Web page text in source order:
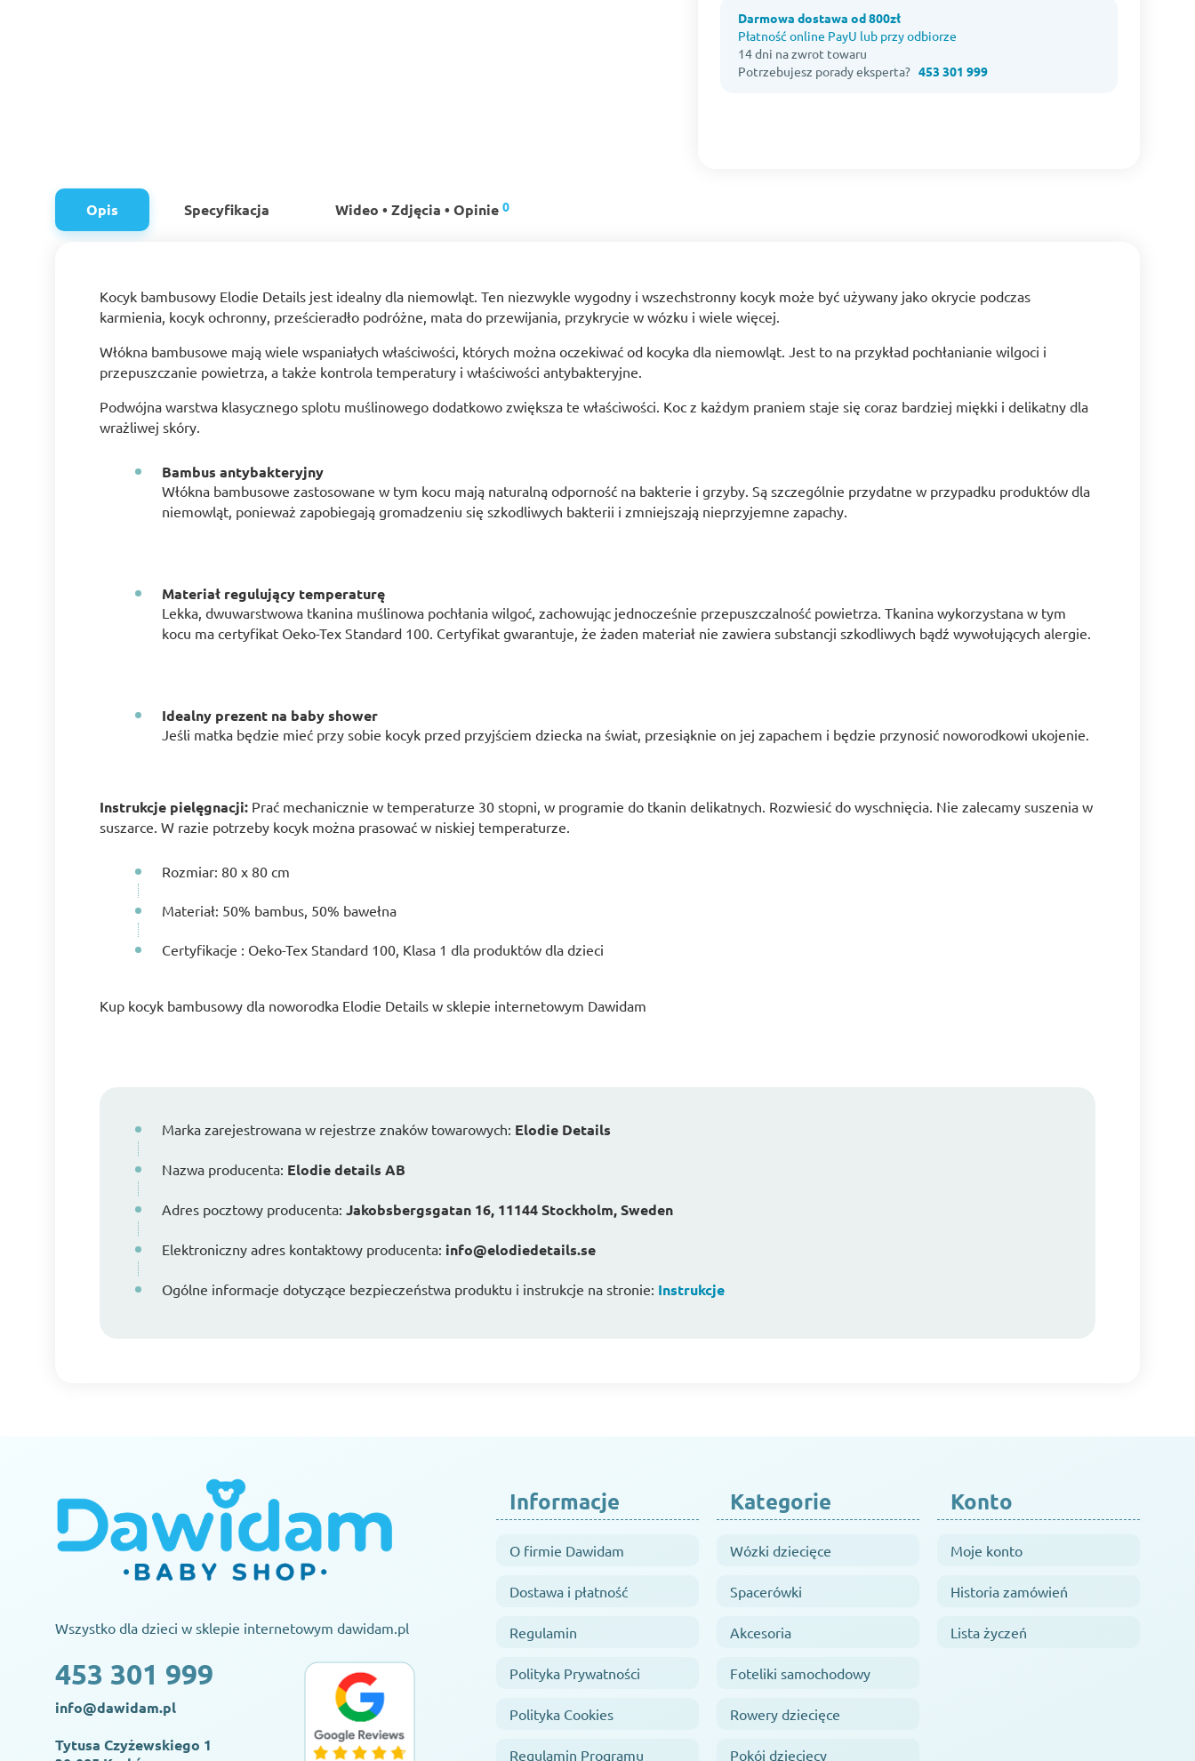
Darmowa dostawa od 800zł
Płatność online PayU lub przy odbiorze
14 dni na zwrot towaru
Potrzebujesz porady eksperta?453 301 999
Opis Specyfikacja Wideo • Zdjęcia • Opinie 0
Kocyk bambusowy Elodie Details jest idealny dla niemowląt. Ten niezwykle wygodny i wszechstronny kocyk może być używany jako okrycie podczas
karmienia, kocyk ochronny, prześcieradło podróżne, mata do przewijania, przykrycie w wózku i wiele więcej.
Włókna bambusowe mają wiele wspaniałych właściwości, których można oczekiwać od kocyka dla niemowląt. Jest to na przykład pochłanianie wilgoci i
przepuszczanie powietrza, a także kontrola temperatury i właściwości antybakteryjne.
Podwójna warstwa klasycznego splotu muślinowego dodatkowo zwiększa te właściwości. Koc z każdym praniem staje się coraz bardziej miękki i delikatny dla
wrażliwej skóry.
Bambus antybakteryjny
Włókna bambusowe zastosowane w tym kocu mają naturalną odporność na bakterie i grzyby. Są szczególnie przydatne w przypadku produktów dla
niemowląt, ponieważ zapobiegają gromadzeniu się szkodliwych bakterii i zmniejszają nieprzyjemne zapachy.
Materiał regulujący temperaturę
Lekka, dwuwarstwowa tkanina muślinowa pochłania wilgoć, zachowując jednocześnie przepuszczalność powietrza. Tkanina wykorzystana w tym
kocu ma certyfikat Oeko-Tex Standard 100. Certyfikat gwarantuje, że żaden materiał nie zawiera substancji szkodliwych bądź wywołujących alergie.
Idealny prezent na baby shower
Jeśli matka będzie mieć przy sobie kocyk przed przyjściem dziecka na świat, przesiąknie on jej zapachem i będzie przynosić noworodkowi ukojenie.
Instrukcje pielęgnacji: Prać mechanicznie w temperaturze 30 stopni, w programie do tkanin delikatnych. Rozwiesić do wyschnięcia. Nie zalecamy suszenia w
suszarce. W razie potrzeby kocyk można prasować w niskiej temperaturze.
Rozmiar: 80 x 80 cm
Materiał: 50% bambus, 50% bawełna
Certyfikacje : Oeko-Tex Standard 100, Klasa 1 dla produktów dla dzieci
Kup kocyk bambusowy dla noworodka Elodie Details w sklepie internetowym Dawidam
Marka zarejestrowana w rejestrze znaków towarowych: Elodie Details
Nazwa producenta: Elodie details AB
Adres pocztowy producenta: Jakobsbergsgatan 16, 11144 Stockholm, Sweden
Elektroniczny adres kontaktowy producenta: info@elodiedetails.se
Ogólne informacje dotyczące bezpieczeństwa produktu i instrukcje na stronie: Instrukcje
Wszystko dla dzieci w sklepie internetowym dawidam.pl
453 301 999
info@dawidam.pl
Tytusa Czyżewskiego 1
Informacje
O firmie Dawidam
Dostawa i płatność
Regulamin
Polityka Prywatności
Polityka Cookies
Regulamin Programu
Kategorie
Wózki dziecięce
Spacerówki
Akcesoria
Foteliki samochodowy
Rowery dziecięce
Pokój dziecięcy
Konto
Moje konto
Historia zamówień
Lista życzeń